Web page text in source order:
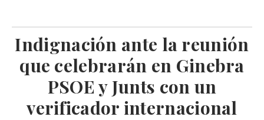
Indignación ante la reunión
que celebrarán en Ginebra
PSOE y Junts con un
verificador internacional